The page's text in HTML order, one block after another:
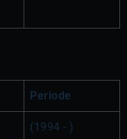
Periode
(1994 - )